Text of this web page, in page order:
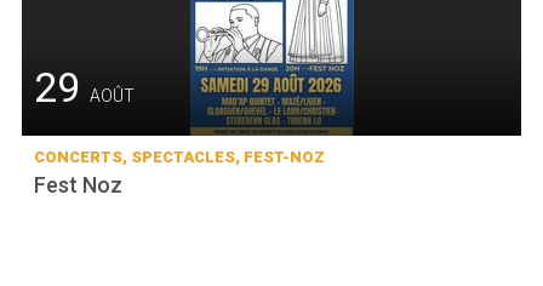
29 AOÛT
CONCERTS, SPECTACLES, FEST-NOZ
Fest Noz